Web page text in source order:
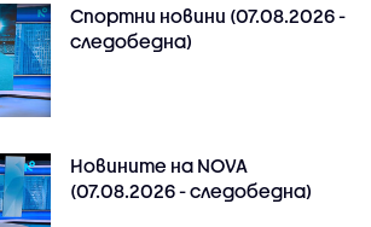
Спортни новини (07.08.2026 -
следобедна)
Новините на NOVA
(07.08.2026 - следобедна)